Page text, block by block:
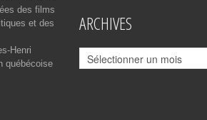
des films
et des
Henri
québécoise
ARCHIVES
Archives